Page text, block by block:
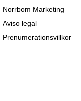
Norrbom Marketing
Aviso legal
Prenumerationsvillkor